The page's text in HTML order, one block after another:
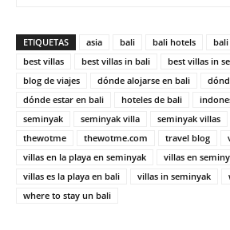
ETIQUETAS asia bali bali hotels
best villas
best villas in bali
best villas in
blog de viajes
dónde alojarse en bali
dónde estar en bali
hoteles de bali
seminyak
seminyak villa seminyak villas
thewotme
thewotme.com travel blog
villas en la playa en seminyak
villas en
villas es la playa en bali
villas in seminyak
where to stay un bali